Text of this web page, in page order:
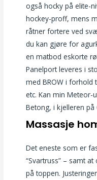
også hocky på elite-
hockey-proff, mens
råtner fortere ved
du kan gjøre for
en matbod eskorte
Panelport leveres i
med BROW i forhold
etc. Kan min Meteor-
Betong, i kjelleren på
Massasje
Det eneste som er
“Svartruss” – samt
på toppen.